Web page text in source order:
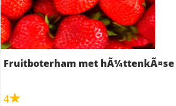
Fruitboterham met hÃ¼ttenkÃ¤se
4